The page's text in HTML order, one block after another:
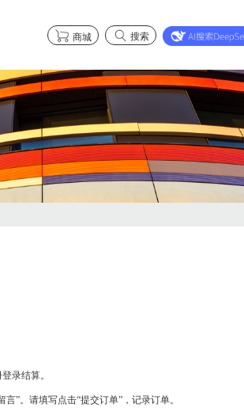
了解智能健康系列
了解智能安全系列
市场合作
市场合作
商城 搜索
录结算。
言”。请填写点击“提交订单”，记录订单。